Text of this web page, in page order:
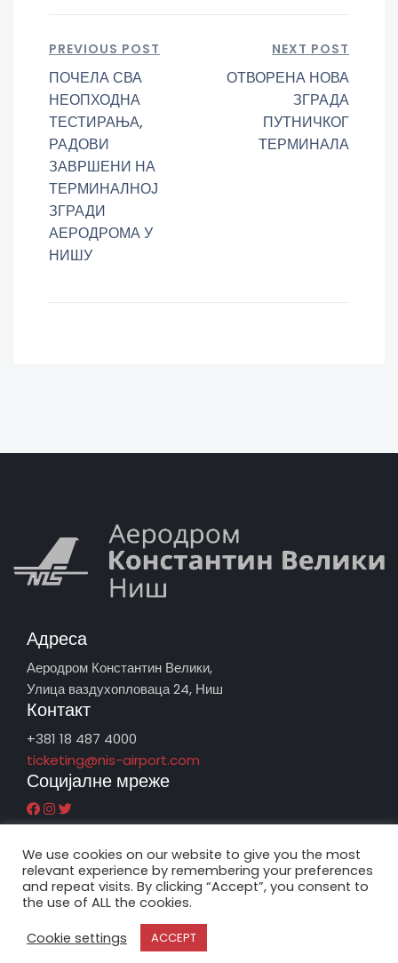
PREVIOUS POST
ПОЧЕЛА СВА
НЕОПХОДНА
ТЕСТИРАЊА,
РАДОВИ
ЗАВРШЕНИ НА
ТЕРМИНАЛНОЈ
ЗГРАДИ
АЕРОДРОМА У
НИШУ
NEXT POST
ОТВОРЕНА НОВА
ЗГРАДА
ПУТНИЧКОГ
ТЕРМИНАЛА
Адреса
Аеродром Константин Велики,
Улица ваздухопловаца 24, Ниш
Контакт
+381 18 487 4000
ticketing@nis-airport.com
Социјалне мреже
Copyright 2019 | Аеродроми
We use cookies on our website to give you the most
relevant experience by remembering your preferences
and repeat visits. By clicking “Accept”, you consent to
the use of ALL the cookies.
Cookie settings
ACCEPT